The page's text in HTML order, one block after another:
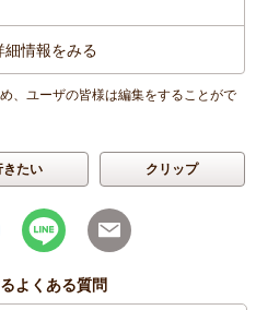
細情報をみる
、ユーザの皆様は編集をすることがで
きたい クリップ
よくある質問